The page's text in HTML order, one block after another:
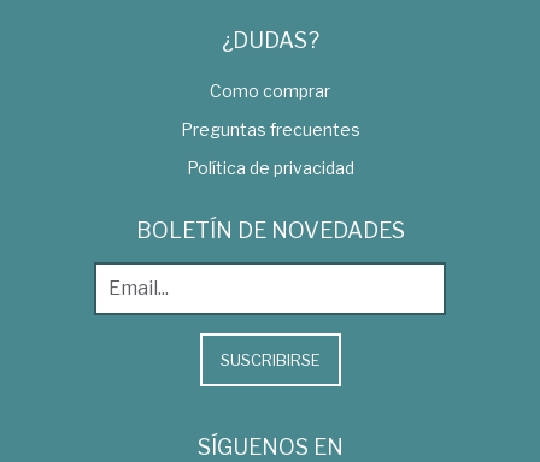
¿DUDAS?
Como comprar
Preguntas frecuentes
Política de privacidad
BOLETÍN DE NOVEDADES
SUSCRIBIRSE
SÍGUENOS EN